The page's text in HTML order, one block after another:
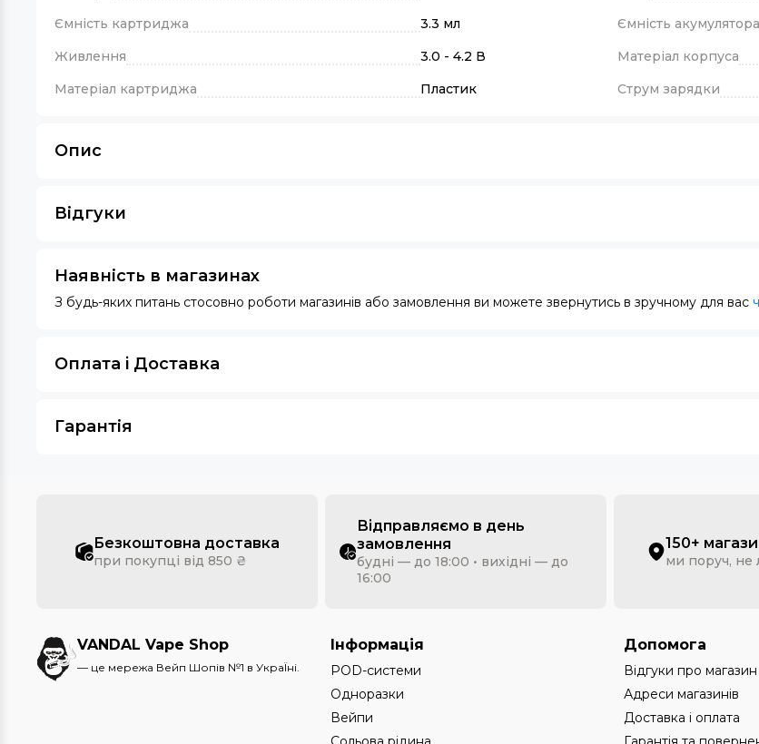
Ємність картриджа
3.3 мл Ємність акумулятора
Живлення
3.0 - 4.2 В Матеріал корпуса
Матеріал картриджа
Пластик Струм зарядки
Опис
Відгуки
Наявність в магазинах
З будь-яких питань стосовно роботи магазинів або замовлення ви можете звернутись в зручному для вас
Оплата i Доставка
Гарантія
Безкоштовна доставка
при покупці від 850 ₴
Відправляємо в день
замовлення
будні — до 18:00 • вихідні — до
16:00
150+
ми поруч, не
VANDAL Vape Shop
— це мережа Вейп Шопів №1 в УкраЇні.
Інформація
POD-системи
Одноразки
Вейпи
Допомога
Відгуки про магазин
Адреси магазинів
Доставка і оплата